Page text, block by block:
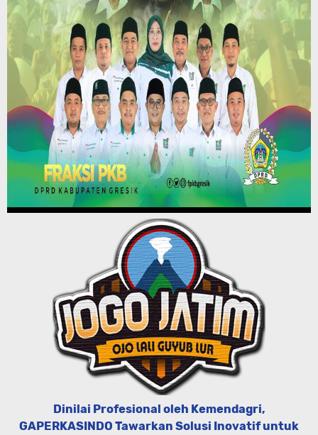
Dinilai Profesional oleh Kemendagri,
GAPERKASINDO Tawarkan Solusi Inovatif untuk